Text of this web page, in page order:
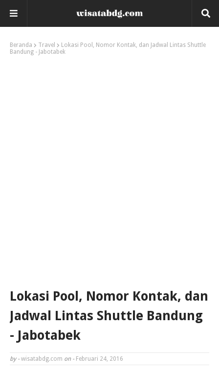
Beranda Travel
Lokasi Pool, Nomor Kontak, dan Jadwal Lintas Shuttle
Bandung - Jabotabek
Lokasi Pool, Nomor Kontak, dan
Jadwal Lintas Shuttle Bandung
- Jabotabek
by - wisatabdg.com on - Februari 24, 2016